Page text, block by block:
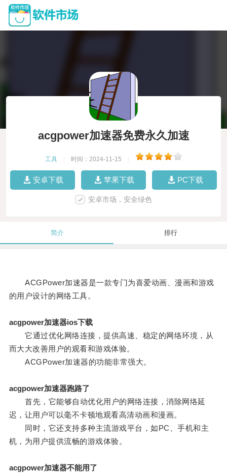
acgpower加速器免费永久加速
工具 时间：2024-11-15
安卓下载 苹果下载 PC下载
安卓市场，安全绿色
简介 排行
ACGPower加速器是一款专门为喜爱动画、漫画和游戏
的用户设计的网络工具。
acgpower加速器ios下载
它通过优化网络连接，提供高速、稳定的网络环境，从
而大大改善用户的观看和游戏体验。
ACGPower加速器的功能非常强大。
acgpower加速器跑路了
首先，它能够自动优化用户的网络连接，消除网络延
迟，让用户可以毫不卡顿地观看高清动画和漫画。
同时，它还支持多种主流游戏平台，如PC、手机和主
机，为用户提供流畅的游戏体验。
acgpower加速器不能用了